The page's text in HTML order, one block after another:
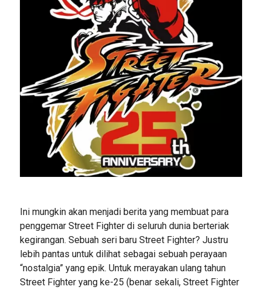
Ini mungkin akan menjadi berita yang membuat para
penggemar Street Fighter di seluruh dunia berteriak
kegirangan. Sebuah seri baru Street Fighter? Justru
lebih pantas untuk dilihat sebagai sebuah perayaan
“nostalgia” yang epik. Untuk merayakan ulang tahun
Street Fighter yang ke-25 (benar sekali, Street Fighter